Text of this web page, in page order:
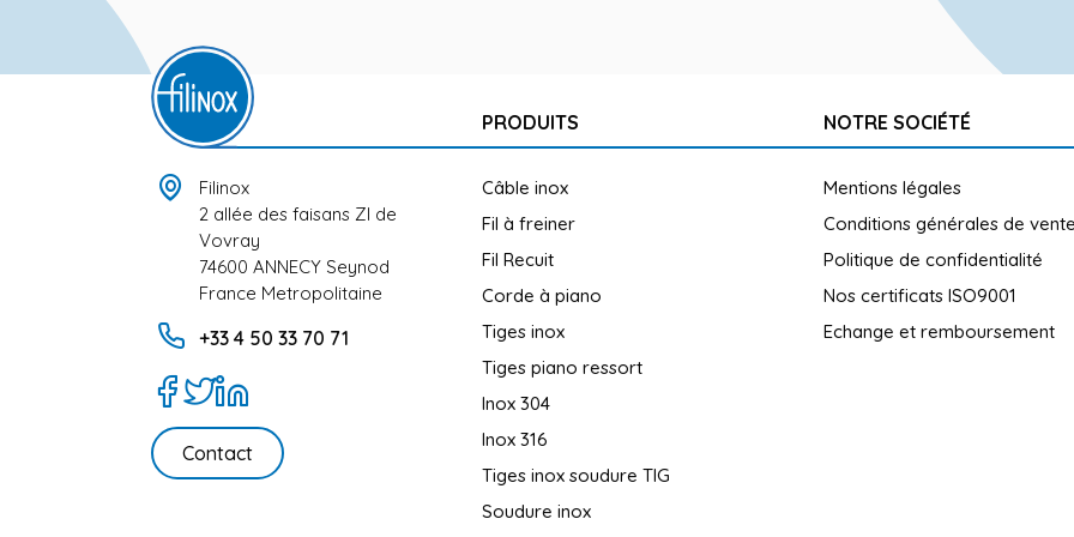
Filinox
2 allée des faisans ZI de
Vovray
74600 ANNECY Seynod
France Metropolitaine
+33 4 50 33 70 71
Contact
PRODUITS
Câble inox
Fil à freiner
Fil Recuit
Corde à piano
Tiges inox
Tiges piano ressort
Inox 304
Inox 316
Tiges inox soudure TIG
Soudure inox
NOTRE SOCIÉTÉ
Mentions légales
Conditions générales de
Politique de confidentialité
Nos certificats ISO9001
Echange et remboursement